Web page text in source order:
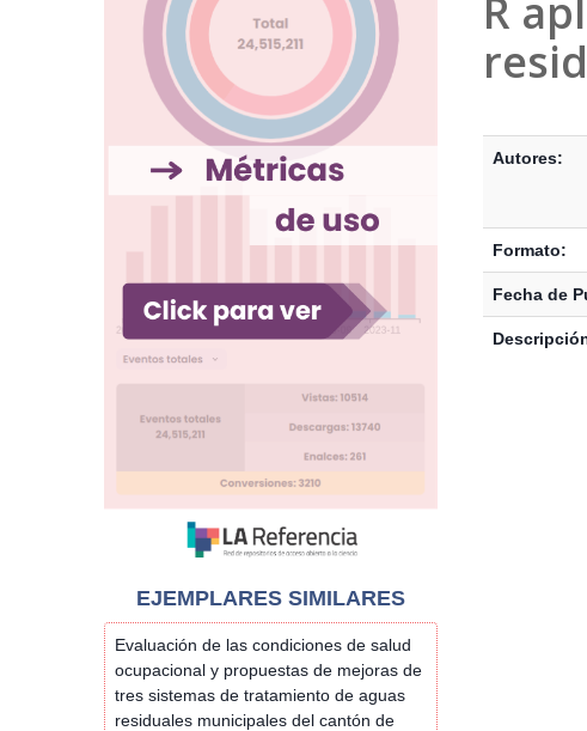
R
Autores:
Formato:
Fecha de
EJEMPLARES SIMILARES
Evaluación de las condiciones de salud
ocupacional y propuestas de mejoras de
tres sistemas de tratamiento de aguas
residuales municipales del cantón de